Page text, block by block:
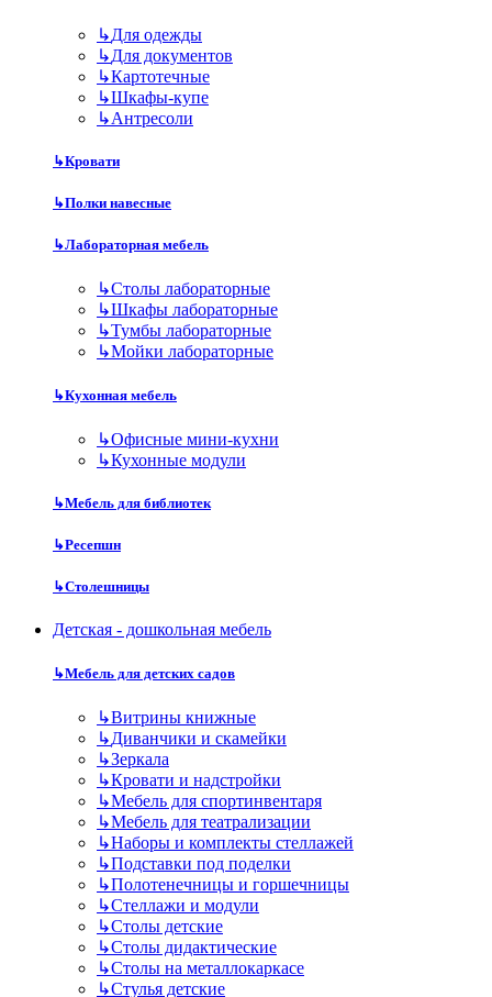
↳Для одежды
↳Для документов
↳Картотечные
↳Шкафы-купе
↳Антресоли
↳Кровати
↳Полки навесные
↳Лабораторная мебель
↳Столы лабораторные
↳Шкафы лабораторные
↳Тумбы лабораторные
↳Мойки лабораторные
↳Кухонная мебель
↳Офисные мини-кухни
↳Кухонные модули
↳Мебель для библиотек
↳Ресепшн
↳Столешницы
Детская - дошкольная мебель
↳Мебель для детских садов
↳Витрины книжные
↳Диванчики и скамейки
↳Зеркала
↳Кровати и надстройки
↳Мебель для спортинвентаря
↳Мебель для театрализации
↳Наборы и комплекты стеллажей
↳Подставки под поделки
↳Полотенечницы и горшечницы
↳Стеллажи и модули
↳Столы детские
↳Столы дидактические
↳Столы на металлокаркасе
↳Стулья детские